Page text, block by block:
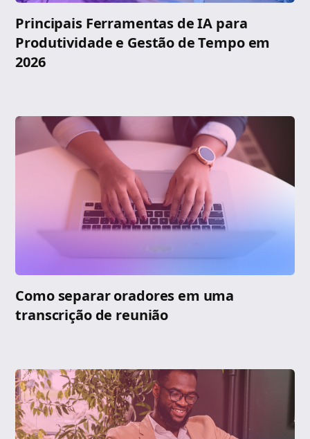
Principais Ferramentas de IA para
Produtividade e Gestão de Tempo em
2026
Como separar oradores em uma
transcrição de reunião